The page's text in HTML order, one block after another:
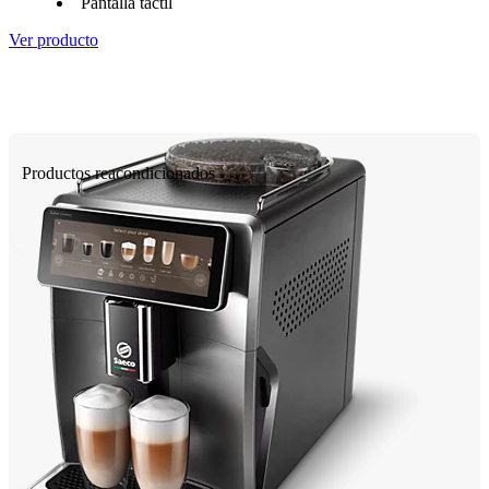
Ver producto
Productos reacondicionados